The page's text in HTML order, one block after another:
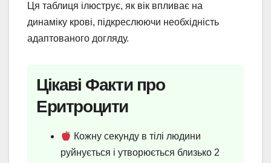
Ця таблиця ілюструє, як вік впливає на
динаміку крові, підкреслюючи необхідність
адаптованого догляду.
Цікаві Факти про
Еритроцити
Кожну секунду в тілі людини
руйнується і утворюється близько 2